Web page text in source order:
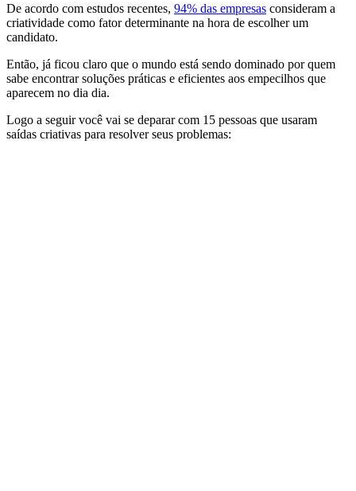
De acordo com estudos recentes, 94% das empresas consideram a
criatividade como fator determinante na hora de escolher um
candidato.
Então, já ficou claro que o mundo está sendo dominado por quem
sabe encontrar soluções práticas e eficientes aos empecilhos que
aparecem no dia dia.
Logo a seguir você vai se deparar com 15 pessoas que usaram
saídas criativas para resolver seus problemas: